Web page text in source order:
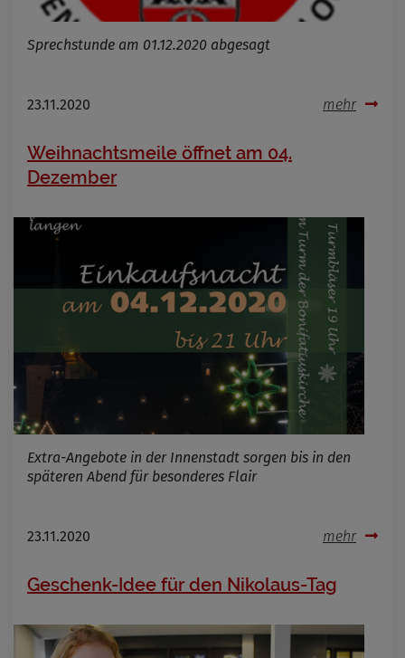
Sprechstunde am 01.12.2020 abgesagt
23.11.2020 mehr
Weihnachtsmeile öffnet am 04.
Dezember
Extra-Angebote in der Innenstadt sorgen bis in den
späteren Abend für besonderes Flair
23.11.2020 mehr
Geschenk-Idee für den Nikolaus-Tag